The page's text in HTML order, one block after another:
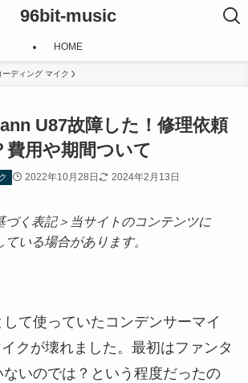
96bit-music
HOME
ーディング マイク
U87故障した！修理依頼
費用や期間ついて
2022年10月28日 2024年2月13日
づく表記＞当サイトのコンテンツに
いる場合があります。
て使っていたコンデンサーマイ
クが壊れました。最初はファンタ
いのでは？という程度だったの